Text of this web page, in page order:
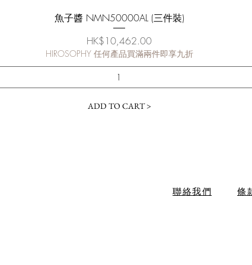
快速瀏覽
魚子醬 NMN50000AL (三件裝)
價格
HK$10,462.00
HIROSOPHY 任何產品買滿兩件即享九折
ADD TO CART >
聯絡我們 條